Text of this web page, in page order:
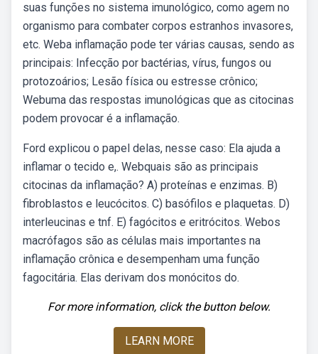
suas funções no sistema imunológico, como agem no
organismo para combater corpos estranhos invasores,
etc. Weba inflamação pode ter várias causas, sendo as
principais: Infecção por bactérias, vírus, fungos ou
protozoários; Lesão física ou estresse crônico;
Webuma das respostas imunológicas que as citocinas
podem provocar é a inflamação.
Ford explicou o papel delas, nesse caso: Ela ajuda a
inflamar o tecido e,. Webquais são as principais
citocinas da inflamação? A) proteínas e enzimas. B)
fibroblastos e leucócitos. C) basófilos e plaquetas. D)
interleucinas e tnf. E) fagócitos e eritrócitos. Webos
macrófagos são as células mais importantes na
inflamação crônica e desempenham uma função
fagocitária. Elas derivam dos monócitos do.
For more information, click the button below.
LEARN MORE